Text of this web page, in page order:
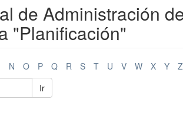
de Administración
"Planificación"
N O P Q R S T U V W X Y
Z
Ir